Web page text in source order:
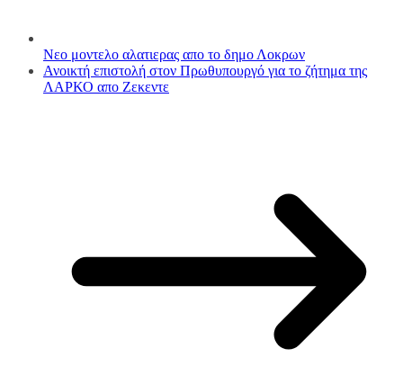
Νεο μοντελο αλατιερας απο το δημο Λοκρων
Ανοικτή επιστολή στον Πρωθυπουργό για το ζήτημα της
ΛΑΡΚΟ απο Ζεκεντε